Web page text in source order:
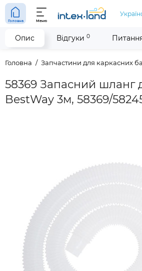
Головна Меню
Головна Запчастини для каркасних
58369 Запасний шланг
BestWay 3м, 58369/
Опис Відгуки 0